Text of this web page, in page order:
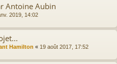
Antoine Aubin
2019, 14:02
Hamilton « 19 août 2017, 17:52